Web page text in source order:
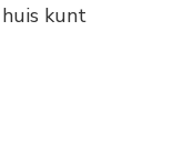
kunt